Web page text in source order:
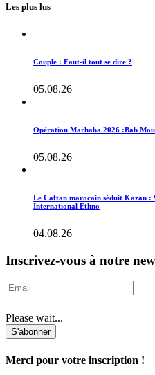
Les plus lus
Couple : Faut-il tout se dire ?
05.08.26
Opération Marhaba 2026 :Bab
05.08.26
Le Caftan marocain séduit Kazan :
International Ethno
04.08.26
Inscrivez-vous à notre
Please wait...
S'abonner
Merci pour votre inscription !